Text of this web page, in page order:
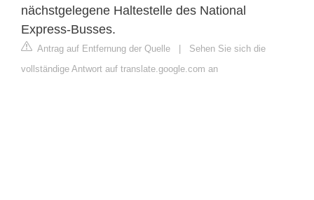
nächstgelegene Haltestelle des National
Express-Busses.
Antrag auf Entfernung der Quelle
Sehen Sie sich die
vollständige Antwort auf translate.google.com an